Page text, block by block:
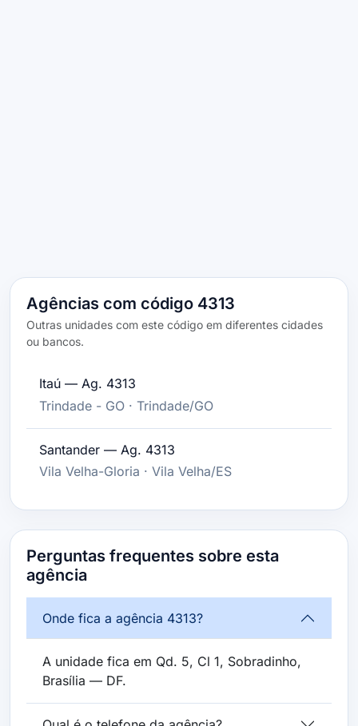
Agências com código 4313
Outras unidades com este código em diferentes cidades
ou bancos.
Itaú — Ag. 4313
Trindade - GO · Trindade/GO
Santander — Ag. 4313
Vila Velha-Gloria · Vila Velha/ES
Perguntas frequentes sobre esta
agência
Onde fica a agência 4313?
A unidade fica em Qd. 5, Cl 1, Sobradinho,
Brasília — DF.